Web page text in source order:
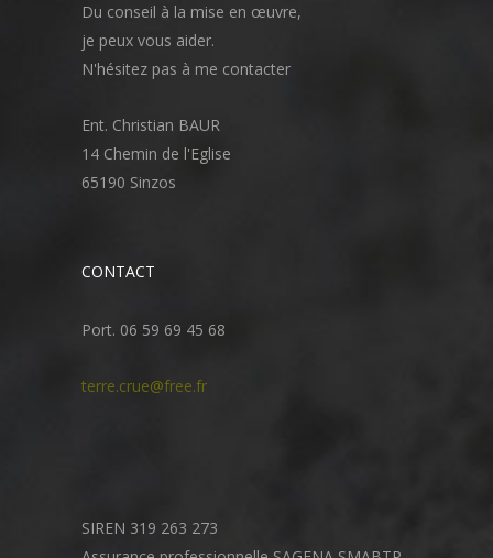
Du conseil à la mise en œuvre,
je peux vous aider.
N'hésitez pas à me contacter
Ent. Christian BAUR
14 Chemin de l'Eglise
65190 Sinzos
CONTACT
Port. 06 59 69 45 68
terre.crue@free.fr
SIREN 319 263 273